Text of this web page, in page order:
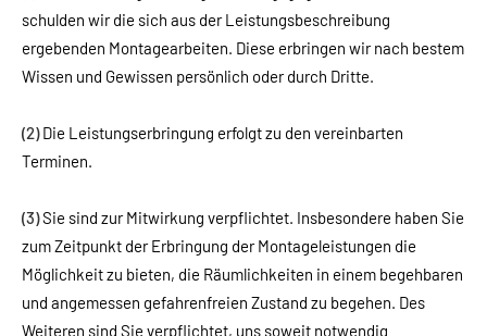
schulden wir die sich aus der Leistungsbeschreibung
ergebenden Montagearbeiten. Diese erbringen wir nach bestem
Wissen und Gewissen persönlich oder durch Dritte.
(2)Die Leistungserbringung erfolgt zu den vereinbarten
Terminen.
(3)Sie sind zur Mitwirkung verpflichtet. Insbesondere haben Sie
zum Zeitpunkt der Erbringung der Montageleistungen die
Möglichkeit zu bieten, die Räumlichkeiten in einem begehbaren
und angemessen gefahrenfreien Zustand zu begehen. Des
Weiteren sind Sie verpflichtet, uns soweit notwendig